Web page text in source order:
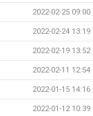
2022-02-25 09:00
2022-02-24 13:19
2022-02-19 13:52
2022-02-11 12:54
2022-01-15 14:16
2022-01-12 10:39